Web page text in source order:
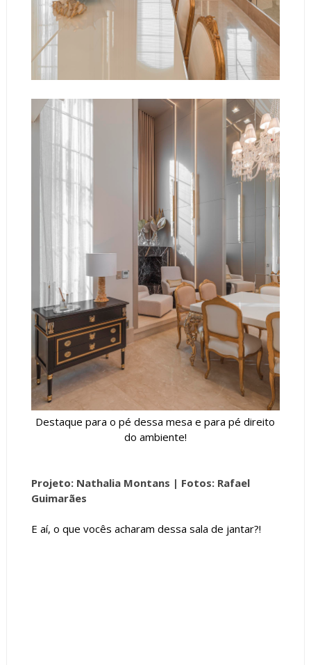
Destaque para o pé dessa mesa e para pé direito
do ambiente!
Projeto: Nathalia Montans | Fotos: Rafael
Guimarães
E aí, o que vocês acharam dessa sala de jantar?!